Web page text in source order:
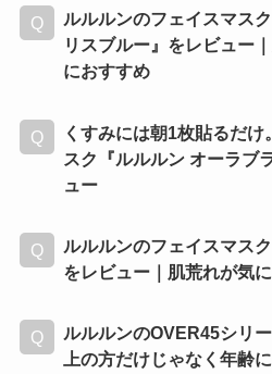
ルルルンのフェイスマス
リスブルー』をレビュー
におすすめ
くすみには朝1枚貼るだ
スク『ルルルン オーラブ
ュー
ルルルンのフェイスマス
をレビュー｜肌荒れが気
ルルルンのOVER45シリ
上の方だけじゃなく年齢